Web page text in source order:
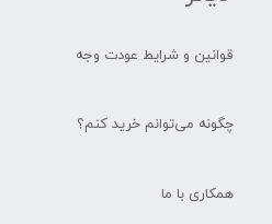
قوانین و شرایط عودت وجه
چگونه می‌توانم خرید کنم؟
همکاری با ما